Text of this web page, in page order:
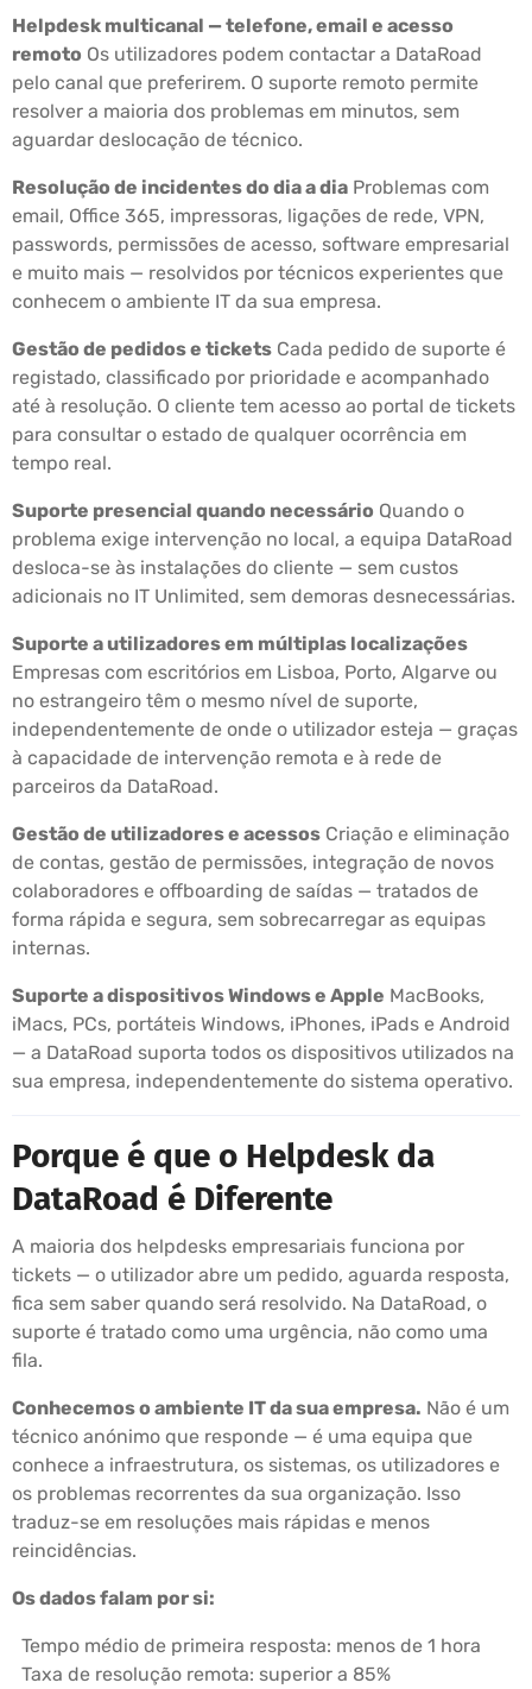
Helpdesk multicanal — telefone, email e acesso
remoto Os utilizadores podem contactar a DataRoad
pelo canal que preferirem. O suporte remoto permite
resolver a maioria dos problemas em minutos, sem
aguardar deslocação de técnico.
Resolução de incidentes do dia a dia Problemas com
email, Office 365, impressoras, ligações de rede, VPN,
passwords, permissões de acesso, software empresarial
e muito mais — resolvidos por técnicos experientes que
conhecem o ambiente IT da sua empresa.
Gestão de pedidos e tickets Cada pedido de suporte é
registado, classificado por prioridade e acompanhado
até à resolução. O cliente tem acesso ao portal de tickets
para consultar o estado de qualquer ocorrência em
tempo real.
Suporte presencial quando necessário Quando o
problema exige intervenção no local, a equipa DataRoad
desloca-se às instalações do cliente — sem custos
adicionais no IT Unlimited, sem demoras desnecessárias.
Suporte a utilizadores em múltiplas localizações
Empresas com escritórios em Lisboa, Porto, Algarve ou
no estrangeiro têm o mesmo nível de suporte,
independentemente de onde o utilizador esteja — graças
à capacidade de intervenção remota e à rede de
parceiros da DataRoad.
Gestão de utilizadores e acessos Criação e eliminação
de contas, gestão de permissões, integração de novos
colaboradores e offboarding de saídas — tratados de
forma rápida e segura, sem sobrecarregar as equipas
internas.
Suporte a dispositivos Windows e Apple MacBooks,
iMacs, PCs, portáteis Windows, iPhones, iPads e Android
— a DataRoad suporta todos os dispositivos utilizados na
sua empresa, independentemente do sistema operativo.
Porque é que o Helpdesk da
DataRoad é Diferente
A maioria dos helpdesks empresariais funciona por
tickets — o utilizador abre um pedido, aguarda resposta,
fica sem saber quando será resolvido. Na DataRoad, o
suporte é tratado como uma urgência, não como uma
fila.
Conhecemos o ambiente IT da sua empresa. Não é um
técnico anónimo que responde — é uma equipa que
conhece a infraestrutura, os sistemas, os utilizadores e
os problemas recorrentes da sua organização. Isso
traduz-se em resoluções mais rápidas e menos
reincidências.
Os dados falam por si:
Tempo médio de primeira resposta: menos de 1 hora
Taxa de resolução remota: superior a 85%